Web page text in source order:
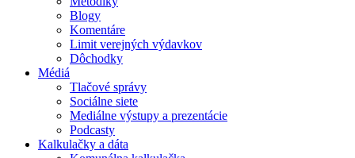
Blogy
Komentáre
Limit verejných výdavkov
Dôchodky
Médiá
Tlačové správy
Sociálne siete
Mediálne výstupy a prezentácie
Podcasty
Kalkulačky a dáta